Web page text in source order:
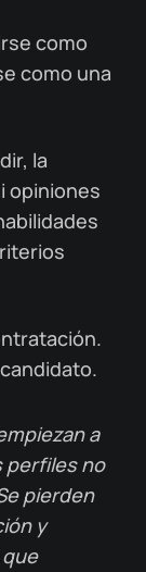
como
como una
la
opiniones
a
perfiles no
pierden
y